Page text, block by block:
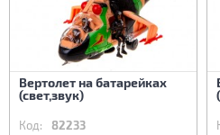
Вертолет на батарейках
(свет,звук)
Код: 82233